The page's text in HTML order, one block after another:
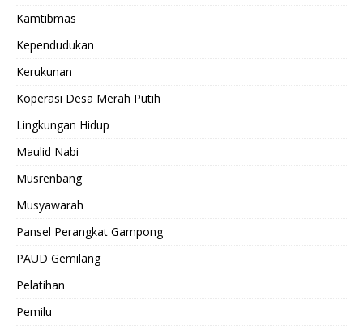
Kamtibmas
Kependudukan
Kerukunan
Koperasi Desa Merah Putih
Lingkungan Hidup
Maulid Nabi
Musrenbang
Musyawarah
Pansel Perangkat Gampong
PAUD Gemilang
Pelatihan
Pemilu